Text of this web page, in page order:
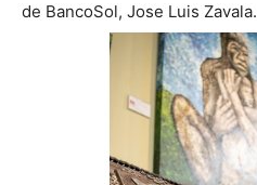
de BancoSol, Jose Luis Zavala.